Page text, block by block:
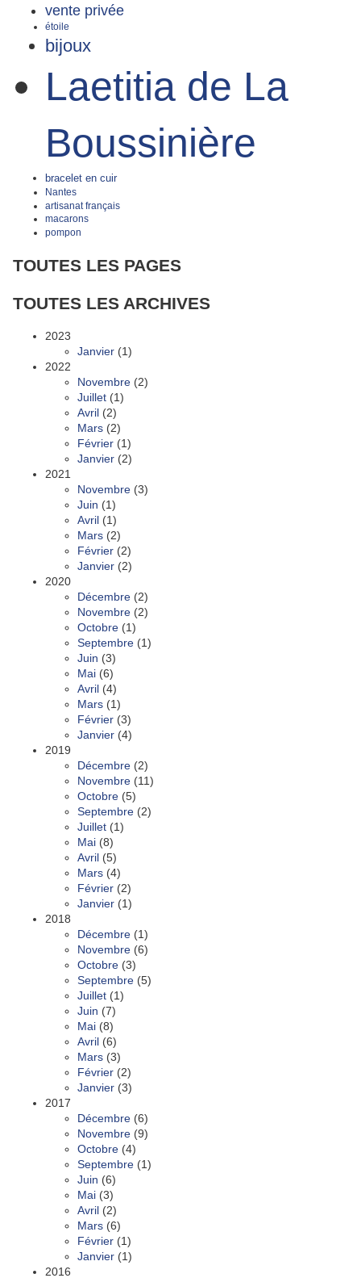
vente privée
étoile
bijoux
Laetitia de La
Boussinière
bracelet en cuir
Nantes
artisanat français
macarons
pompon
TOUTES LES PAGES
TOUTES LES ARCHIVES
2023
Janvier (1)
2022
Novembre (2)
Juillet (1)
Avril (2)
Mars (2)
Février (1)
Janvier (2)
2021
Novembre (3)
Juin (1)
Avril (1)
Mars (2)
Février (2)
Janvier (2)
2020
Décembre (2)
Novembre (2)
Octobre (1)
Septembre (1)
Juin (3)
Mai (6)
Avril (4)
Mars (1)
Février (3)
Janvier (4)
2019
Décembre (2)
Novembre (11)
Octobre (5)
Septembre (2)
Juillet (1)
Mai (8)
Avril (5)
Mars (4)
Février (2)
Janvier (1)
2018
Décembre (1)
Novembre (6)
Octobre (3)
Septembre (5)
Juillet (1)
Juin (7)
Mai (8)
Avril (6)
Mars (3)
Février (2)
Janvier (3)
2017
Décembre (6)
Novembre (9)
Octobre (4)
Septembre (1)
Juin (6)
Mai (3)
Avril (2)
Mars (6)
Février (1)
Janvier (1)
2016